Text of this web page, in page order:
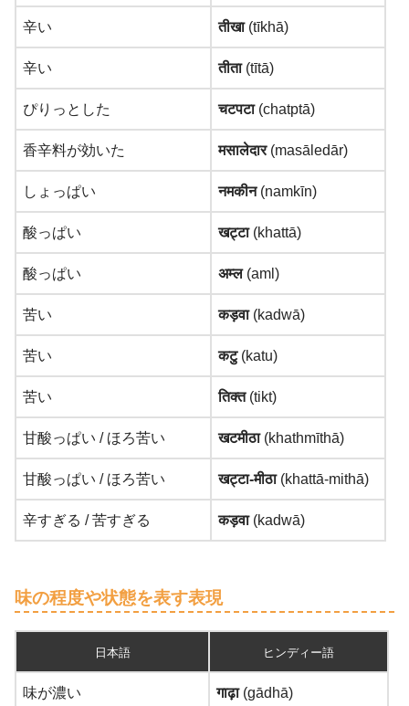
辛い तीखा(tīkhā)
辛い तीता(tītā)
ぴりっとした चटपटा(chatptā)
香辛料が効いた मसालेदार(masāledār)
しょっぱい नमकीन (namkīn)
酸っぱい खट्टा(khattā)
酸っぱい अम्ल (aml)
苦い कड़वा(kadwā)
苦い कटु (katu)
苦い तिक्त (tikt)
甘酸っぱい / ほろ苦い खटमीठा(khathmīthā)
甘酸っぱい / ほろ苦い खट्टा-मीठा(khattā-mithā)
辛すぎる / 苦すぎる कड़वा(kadwā)
味の程度や状態を表す表現
日本語 ヒンディー語
味が濃い गाढ़ा(gādhā)